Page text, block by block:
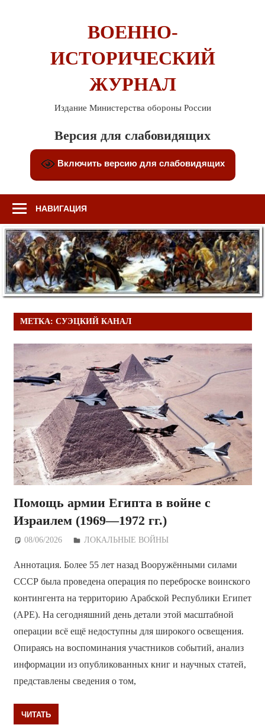
ВОЕННО-
ИСТОРИЧЕСКИЙ
ЖУРНАЛ
Издание Министерства обороны России
Версия для слабовидящих
Включить версию для слабовидящих
НАВИГАЦИЯ
МЕТКА: СУЭЦКИЙ КАНАЛ
Помощь армии Египта в войне с
Израилем (1969—1972 гг.)
08/06/2026 Дежурный по Редакции
ЛОКАЛЬНЫЕ ВОЙНЫ
Аннотация. Более 55 лет назад Вооружёнными силами
СССР была проведена операция по переброске воинского
контингента на территорию Арабской Республики Египет
(АРЕ). На сегодняшний день детали этой масштабной
операции всё ещё недоступны для широкого освещения.
Опираясь на воспоминания участников событий, анализ
информации из опубликованных книг и научных статей,
представлены сведения о том,
ЧИТАТЬ